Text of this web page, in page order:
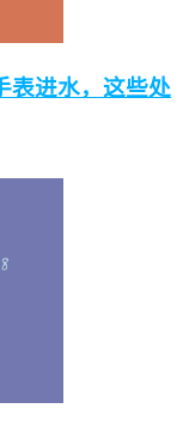
表进水，这些处